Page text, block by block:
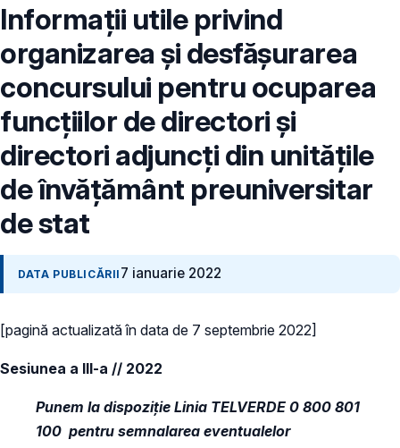
Informații utile privind
organizarea și desfășurarea
concursului pentru ocuparea
funcțiilor de directori și
directori adjuncți din unitățile
de învățământ preuniversitar
de stat
DATA PUBLICĂRII 7 ianuarie 2022
[pagină actualizată în data de 7 septembrie 2022]
Sesiunea a III-a // 2022
Punem la dispoziție Linia TELVERDE 0 800 801
100 pentru semnalarea eventualelor